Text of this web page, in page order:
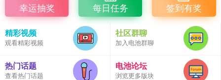
幸运抽奖 每日任务 签到有奖
精彩视频
观看精彩视频
社区群聊
加入电池群聊
热门话题
查看热门话题
电池论坛
浏览更多版块